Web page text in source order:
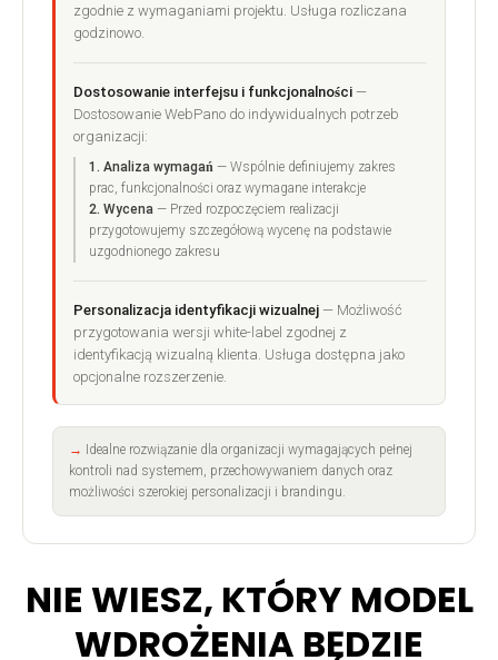
zgodnie z wymaganiami projektu. Usługa rozliczana
godzinowo.
Dostosowanie interfejsu i funkcjonalności—
Dostosowanie WebPano do indywidualnych potrzeb
organizacji:
1. Analiza wymagań — Wspólnie definiujemy zakres
prac, funkcjonalności oraz wymagane interakcje
2. Wycena — Przed rozpoczęciem realizacji
przygotowujemy szczegółową wycenę na podstawie
uzgodnionego zakresu
Personalizacja identyfikacji wizualnej— Możliwość
przygotowania wersji white-label zgodnej z
identyfikacją wizualną klienta. Usługa dostępna jako
opcjonalne rozszerzenie.
Idealne rozwiązanie dla organizacji wymagających pełnej
kontroli nad systemem, przechowywaniem danych oraz
możliwości szerokiej personalizacji i brandingu.
NIE WIESZ, KTÓRY MODEL
WDROŻENIA BĘDZIE